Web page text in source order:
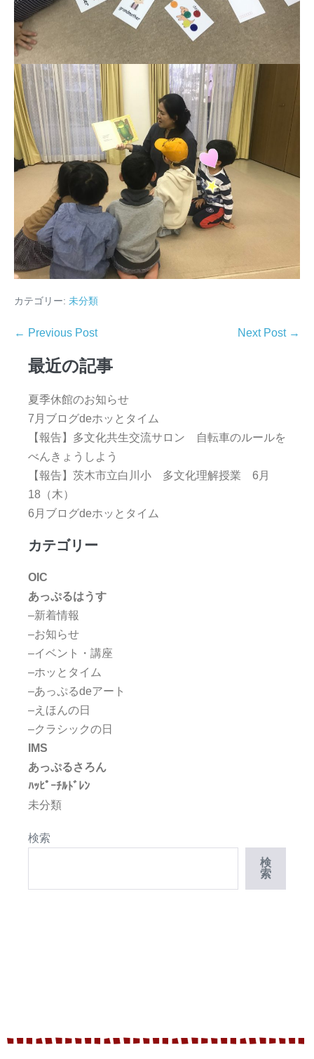
カテゴリー: 未分類
← Previous Post Next Post →
最近の記事
夏季休館のお知らせ
7月ブログdeホッとタイム
【報告】多文化共生交流サロン 自転車のルールを
べんきょうしよう
【報告】茨木市立白川小 多文化理解授業 6月
18（木）
6月ブログdeホッとタイム
カテゴリー
OIC
あっぷるはうす
–新着情報
–お知らせ
–イベント・講座
–ホッとタイム
–あっぷるdeアート
–えほんの日
–クラシックの日
IMS
あっぷるさろん
ﾊｯﾋﾟｰﾁﾙﾄﾞﾚﾝ
未分類
検索
検
索